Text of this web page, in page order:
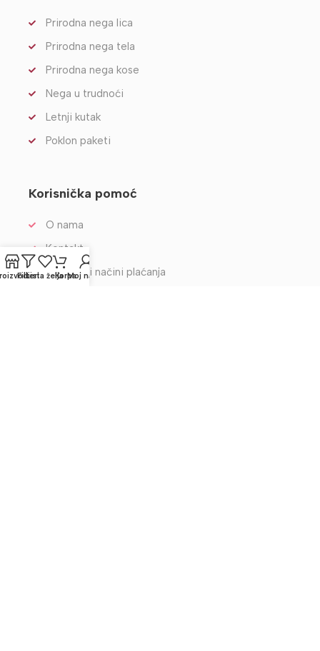
Prirodna nega lica
Prirodna nega tela
Prirodna nega kose
Nega u trudnoći
Letnji kutak
Poklon paketi
Korisnička pomoć
O nama
Kontakt
Dostava i načini plaćanja
Filteri
Lista željaKorpaMoj nalog